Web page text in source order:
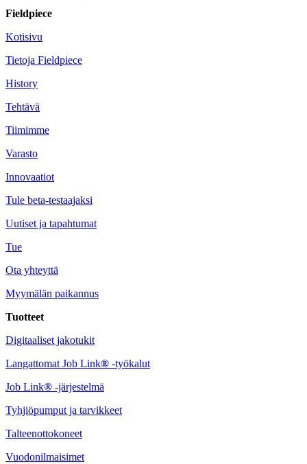
Fieldpiece
Kotisivu
Tietoja Fieldpiece
History
Tehtävä
Tiimimme
Varasto
Innovaatiot
Tule beta-testaajaksi
Uutiset ja tapahtumat
Tue
Ota yhteyttä
Myymälän paikannus
Tuotteet
Digitaaliset jakotukit
Langattomat Job Link® -työkalut
Job Link® -järjestelmä
Tyhjiöpumput ja tarvikkeet
Talteenottokoneet
Vuodonilmaisimet